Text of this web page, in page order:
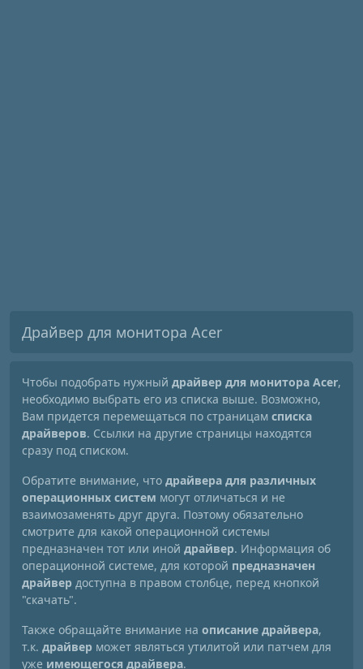
Драйвер для монитора Acer
Чтобы подобрать нужный драйвер для монитора Acer,
необходимо выбрать его из списка выше. Возможно,
Вам придется перемещаться по страницам списка
драйверов. Ссылки на другие страницы находятся
сразу под списком.
Обратите внимание, что драйвера для различных
операционных систем могут отличаться и не
взаимозаменять друг друга. Поэтому обязательно
смотрите для какой операционной системы
предназначен тот или иной драйвер. Информация об
операционной системе, для которой предназначен
драйвер доступна в правом столбце, перед кнопкой
"скачать".
Также обращайте внимание на описание драйвера,
т.к. драйвер может являться утилитой или патчем для
уже имеющегося драйвера.